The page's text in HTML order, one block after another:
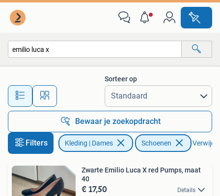
Alle afstanden…
Sorteer op
Bewaar je zoekopdracht
Filters Kleding | Dames Schoenen
Zwarte Emilio Luca X red Pumps, maat
40
€ 17,50 Details